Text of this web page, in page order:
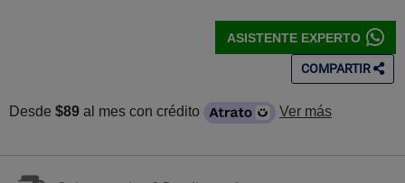
ASISTENTE EXPERTO
COMPARTIR
Desde $89 al mes con crédito Ver más